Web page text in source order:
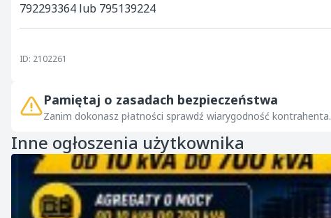
792293364 lub 795139224
ID: 2102261
Pamiętaj o zasadach bezpieczeństwa
Zanim dokonasz płatności sprawdź wiarygodność kontrahenta.
Inne ogłoszenia użytkownika